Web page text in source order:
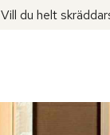
Vill du helt